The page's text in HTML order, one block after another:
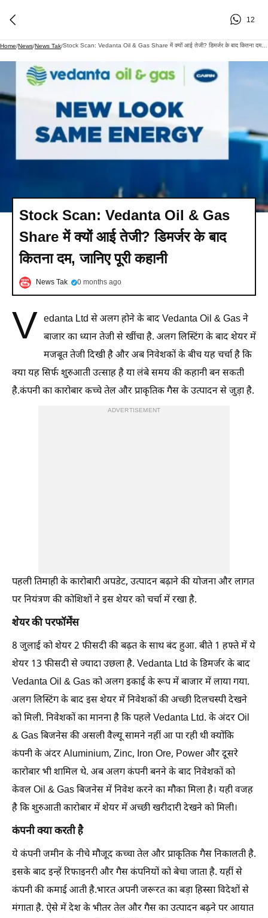
12
Home/News/News Tak/ Stock Scan: Vedanta Oil & Gas Share में क्यों आई तेजी? डिमर्जर के बाद कितना दम, जानिए पूरी कहानी
Stock Scan: Vedanta Oil & Gas
Share में क्यों आई तेजी? डिमर्जर के बाद
कितना दम, जानिए पूरी कहानी
News Tak 0 months ago
V edanta Ltd से अलग होने के बाद Vedanta Oil & Gas ने
बाजार का ध्यान तेजी से खींचा है. अलग लिस्टिंग के बाद शेयर में
मजबूत तेजी दिखी है और अब निवेशकों के बीच यह चर्चा है कि
क्या यह सिर्फ शुरुआती उत्साह है या लंबे समय की कहानी बन सकती
है.कंपनी का कारोबार कच्चे तेल और प्राकृतिक गैस के उत्पादन से जुड़ा है.
ADVERTISEMENT
पहली तिमाही के कारोबारी अपडेट, उत्पादन बढ़ाने की योजना और लागत
पर नियंत्रण की कोशिशों ने इस शेयर को चर्चा में रखा है.
शेयर की परफॉर्मेंस
8 जुलाई को शेयर 2 फीसदी की बढ़त के साथ बंद हुआ. बीते 1 हफ्ते में ये
शेयर 13 फीसदी से ज्यादा उछला है. Vedanta Ltd के डिमर्जर के बाद
Vedanta Oil & Gas को अलग इकाई के रूप में बाजार में लाया गया.
अलग लिस्टिंग के बाद इस शेयर में निवेशकों की अच्छी दिलचस्पी देखने
को मिली. निवेशकों का मानना है कि पहले Vedanta Ltd. के अंदर Oil
& Gas बिजनेस की असली वैल्यू सामने नहीं आ पा रही थी क्योंकि
कंपनी के अंदर Aluminium, Zinc, Iron Ore, Power और दूसरे
कारोबार भी शामिल थे. अब अलग कंपनी बनने के बाद निवेशकों को
केवल Oil & Gas बिजनेस में निवेश करने का मौका मिला है। यही वजह
है कि शुरुआती कारोबार में शेयर में अच्छी खरीदारी देखने को मिली।
कंपनी क्या करती है
ये कंपनी जमीन के नीचे मौजूद कच्चा तेल और प्राकृतिक गैस निकालती है.
इसके बाद इन्हें रिफाइनरी और गैस कंपनियों को बेचा जाता है. यहीं से
कंपनी की कमाई आती है.भारत अपनी जरूरत का बड़ा हिस्सा विदेशों से
मंगाता है. ऐसे में देश के भीतर तेल और गैस का उत्पादन बढ़ने पर आयात